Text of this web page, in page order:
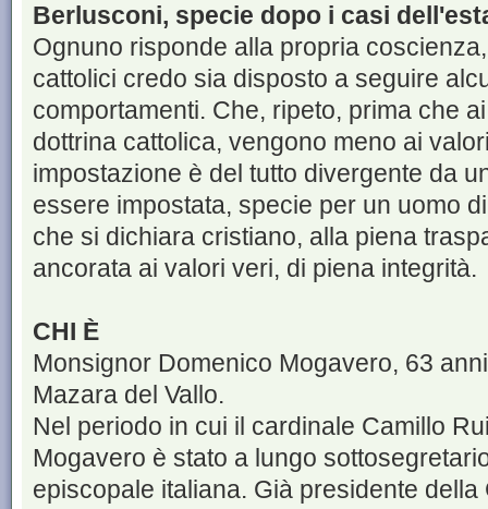
Berlusconi, specie dopo i casi
Ognuno risponde alla propria
cattolici credo sia disposto a seguire
comportamenti. Che, ripeto, prima che
dottrina cattolica, vengono meno ai
impostazione è del tutto divergente da
essere impostata, specie per un uomo
che si dichiara cristiano, alla piena
ancorata ai valori veri, di piena integrità.
CHI È
Monsignor Domenico Mogavero, 63
Mazara del Vallo.
Nel periodo in cui il cardinale Camillo
Mogavero è stato a lungo
episcopale italiana. Già presidente